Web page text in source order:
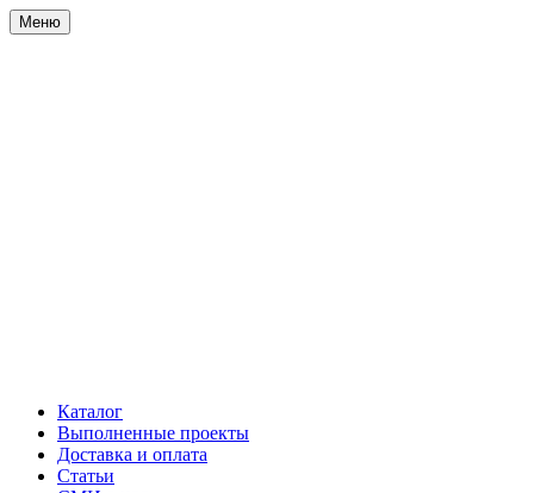
Меню
Каталог
Выполненные проекты
Доставка и оплата
Статьи